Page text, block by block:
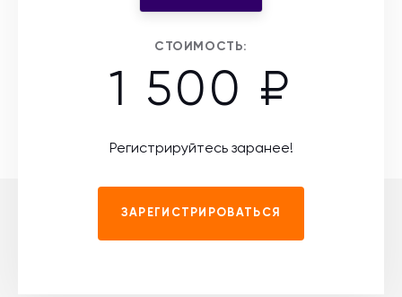
СТОИМОСТЬ:
1 500 ₽
Регистрируйтесь заранее!
ЗАРЕГИСТРИРОВАТЬСЯ